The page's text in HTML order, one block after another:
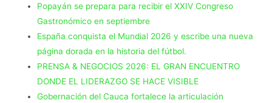
Popayán se prepara para recibir el XXIV Congreso
Gastronómico en septiembre
España conquista el Mundial 2026 y escribe una nueva
página dorada en la historia del fútbol.
PRENSA & NEGOCIOS 2026: EL GRAN ENCUENTRO
DONDE EL LIDERAZGO SE HACE VISIBLE
Gobernación del Cauca fortalece la articulación